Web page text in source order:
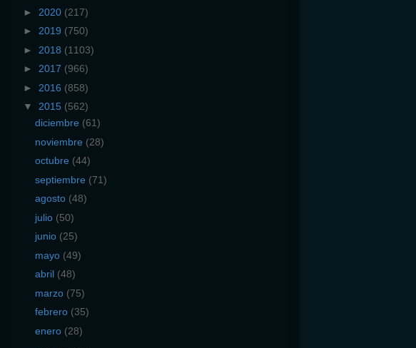
► 2020 (217)
► 2019 (750)
► 2018 (1103)
► 2017 (966)
► 2016 (858)
▼ 2015 (562)
diciembre (61)
noviembre (28)
octubre (44)
septiembre (71)
agosto (48)
julio (50)
junio (25)
mayo (49)
abril (48)
marzo (75)
febrero (35)
enero (28)